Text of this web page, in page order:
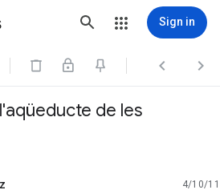
Sign in
  
de les
4/10/11